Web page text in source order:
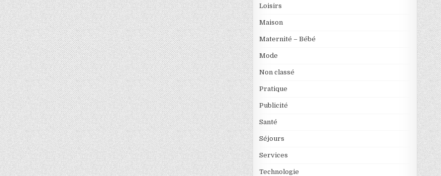
Loisirs
Maison
Maternité – Bébé
Mode
Non classé
Pratique
Publicité
Santé
Séjours
Services
Technologie